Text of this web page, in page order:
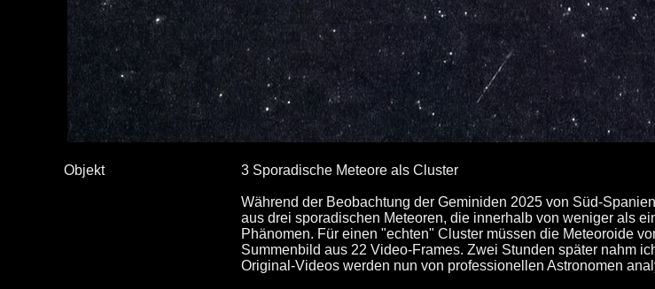
Objekt 3 Sporadische Meteore als Cluster
Während der Beobachtung der Geminiden 2025 von Süd-
aus drei sporadischen Meteoren, die innerhalb von weniger als
Phänomen. Für einen "echten" Cluster müssen die Meteoroide
Summenbild aus 22 Video-Frames. Zwei Stunden später nahm
Original-Videos werden nun von professionellen Astronomen